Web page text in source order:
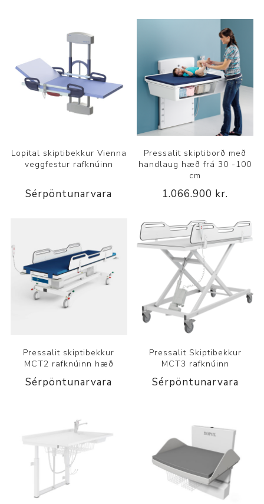
Lopital skiptibekkur Vienna
veggfestur rafknúinn
Sérpöntunarvara
Pressalit skiptiborð með
handlaug hæð frá 30 -100
cm
1.066.900 kr.
Pressalit skiptibekkur
MCT2 rafknúinn hæð
Sérpöntunarvara
Pressalit Skiptibekkur
MCT3 rafknúinn
Sérpöntunarvara